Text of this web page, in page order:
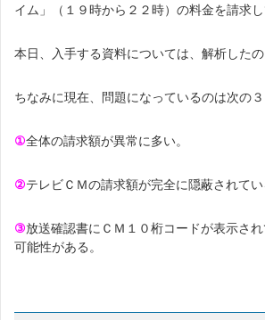
イム」（１９時から２２時）の料金を請求し
本日、入手する資料については、解析したの
ちなみに現在、問題になっているのは次の３
①全体の請求額が異常に多い。
②テレビＣＭの請求額が完全に隠蔽されてい
③放送確認書にＣＭ１０桁コードが表示さ
可能性がある。